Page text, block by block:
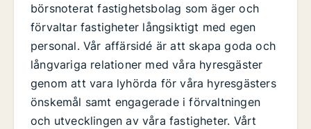
börsnoterat fastighetsbolag som äger och
förvaltar fastigheter långsiktigt med egen
personal. Vår affärsidé är att skapa goda och
långvariga relationer med våra hyresgäster
genom att vara lyhörda för våra hyresgästers
önskemål samt engagerade i förvaltningen
och utvecklingen av våra fastigheter. Vårt